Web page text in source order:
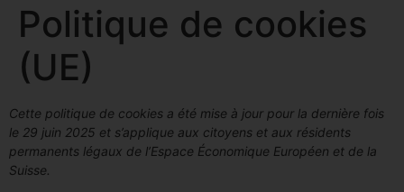
Politique de cookies
(UE)
Cette politique de cookies a été mise à jour pour la dernière fois
le 29 juin 2025 et s’applique aux citoyens et aux résidents
permanents légaux de l’Espace Économique Européen et de la
Suisse.